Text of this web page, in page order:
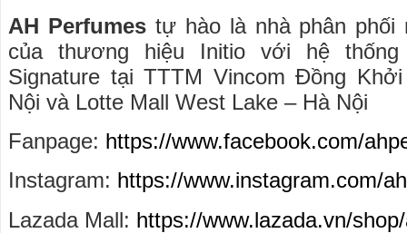
AH Perfumestự hào là nhà phân phối
của thương hiệu Initio với hệ thống
Signature tại TTTM Vincom Đồng
Nội và Lotte Mall West Lake – Hà Nội
Fanpage: https://www.facebook.com/
Instagram: https://www.instagram.com/
Lazada Mall: https://www.lazada.vn/